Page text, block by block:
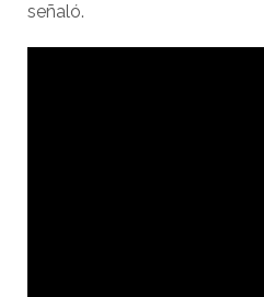
señaló.